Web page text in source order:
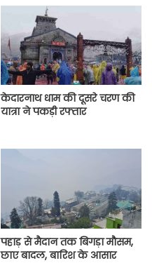
केदारनाथ धाम की दूसरे चरण की
यात्रा ने पकड़ी रफ्तार
पहाड़ से मैदान तक बिगड़ा मौसम,
छाए बादल, बारिश के आसार